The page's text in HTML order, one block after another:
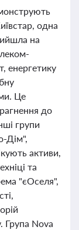
одна
на
енергетику
Це
до
групи
Дім",
активи,
та
"єОселя",
Група Nova